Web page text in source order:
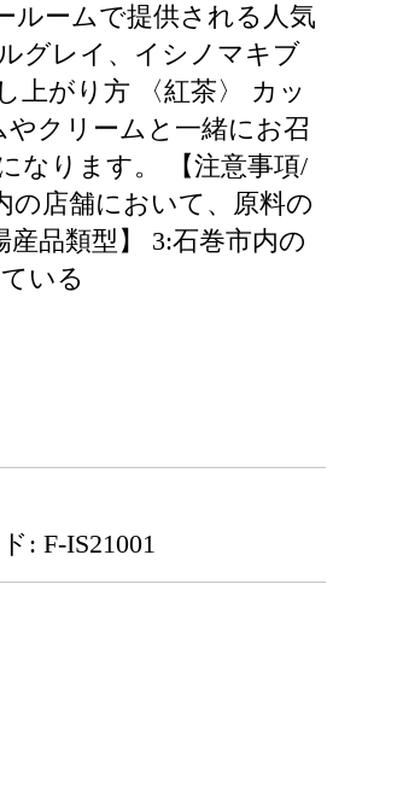
ルームで提供される人気
グレイ、イシノマキブ
上がり方 〈紅茶〉 カッ
クリームと一緒にお召
なります。 【注意事項/
の店舗において、原料の
品類型】 3:石巻市内の
いる
: F-IS21001